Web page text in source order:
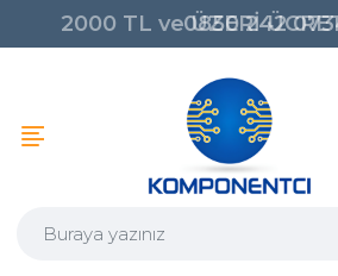
2000 TL ve ÜZERİ
0850 242